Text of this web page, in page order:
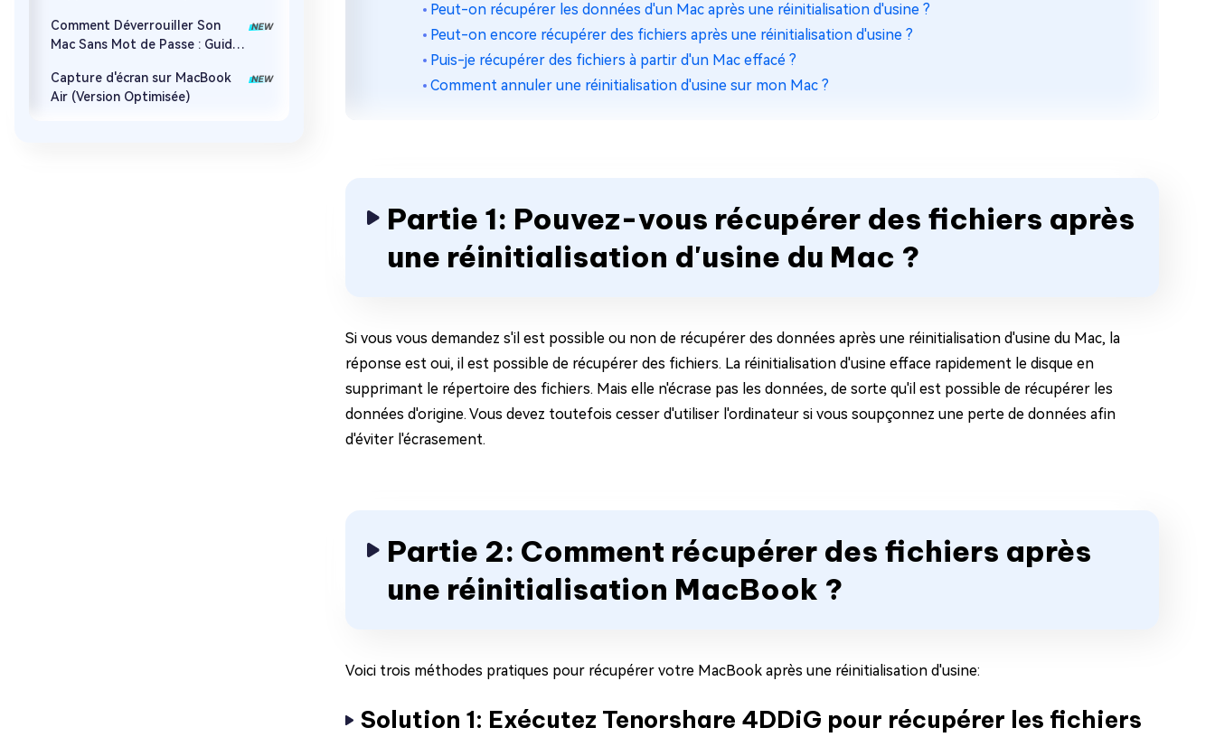
Comment Déverrouiller Son
Mac Sans Mot de Passe : Guide
Capture d'écran sur MacBook
Air (Version Optimisée)
Peut-on récupérer les données d'un Mac après une réinitialisation d'usine ?
Peut-on encore récupérer des fichiers après une réinitialisation d'usine ?
Puis-je récupérer des fichiers à partir d'un Mac effacé ?
Comment annuler une réinitialisation d'usine sur mon Mac ?
Partie 1: Pouvez-vous récupérer des fichiers après
une réinitialisation d'usine du Mac ?
Si vous vous demandez s'il est possible ou non de récupérer des données après une réinitialisation d'usine du Mac, la
réponse est oui, il est possible de récupérer des fichiers. La réinitialisation d'usine efface rapidement le disque en
supprimant le répertoire des fichiers. Mais elle n'écrase pas les données, de sorte qu'il est possible de récupérer les
données d'origine. Vous devez toutefois cesser d'utiliser l'ordinateur si vous soupçonnez une perte de données afin
d'éviter l'écrasement.
Partie 2: Comment récupérer des fichiers après
une réinitialisation MacBook ?
Voici trois méthodes pratiques pour récupérer votre MacBook après une réinitialisation d'usine:
Solution 1: Exécutez Tenorshare 4DDiG pour récupérer les fichiers